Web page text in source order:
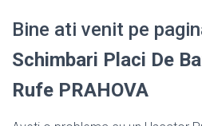
Bine ati venit pe
Schimbari Placi De
Rufe PRAHOVA